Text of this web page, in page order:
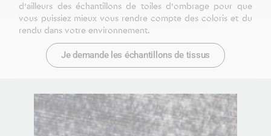
d’ailleurs des échantillons de toiles d’ombrage pour que
vous puissiez mieux vous rendre compte des coloris et du
rendu dans votre environnement.
Je demande les échantillons de tissus